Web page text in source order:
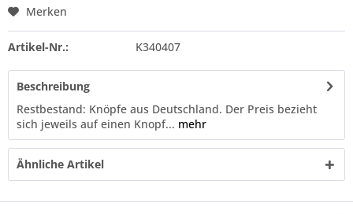
Merken
Artikel-Nr.: K340407
Beschreibung
Restbestand: Knöpfe aus Deutschland. Der Preis bezieht
sich jeweils auf einen Knopf... mehr
Ähnliche Artikel